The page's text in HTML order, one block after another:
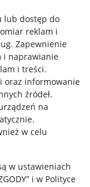
lub dostęp do
reklam i
. Zapewnienie
i naprawianie
i treści.
oraz informowanie
źródeł.
na
.
w celu
w ustawieniach
i w Polityce